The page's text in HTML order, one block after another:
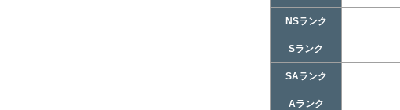
NSランク
Sランク
SAランク
Aランク